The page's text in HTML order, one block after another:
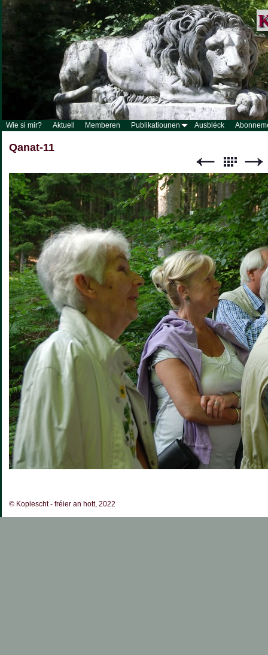
Wie si mir? Aktuell Memberen Publikatiounen Ausbléck
Qanat-11
© Koplescht - fréier an hott, 2022